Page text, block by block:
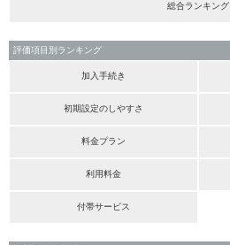
総合ランキング
評価項目別ランキング
加入手続き
初期設定のしやすさ
料金プラン
利用料金
付帯サービス